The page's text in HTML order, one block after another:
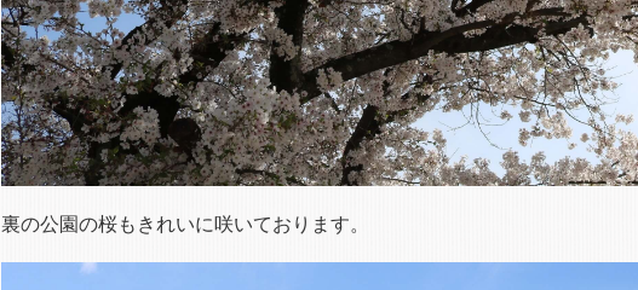
裏の公園の桜もきれいに咲いております。